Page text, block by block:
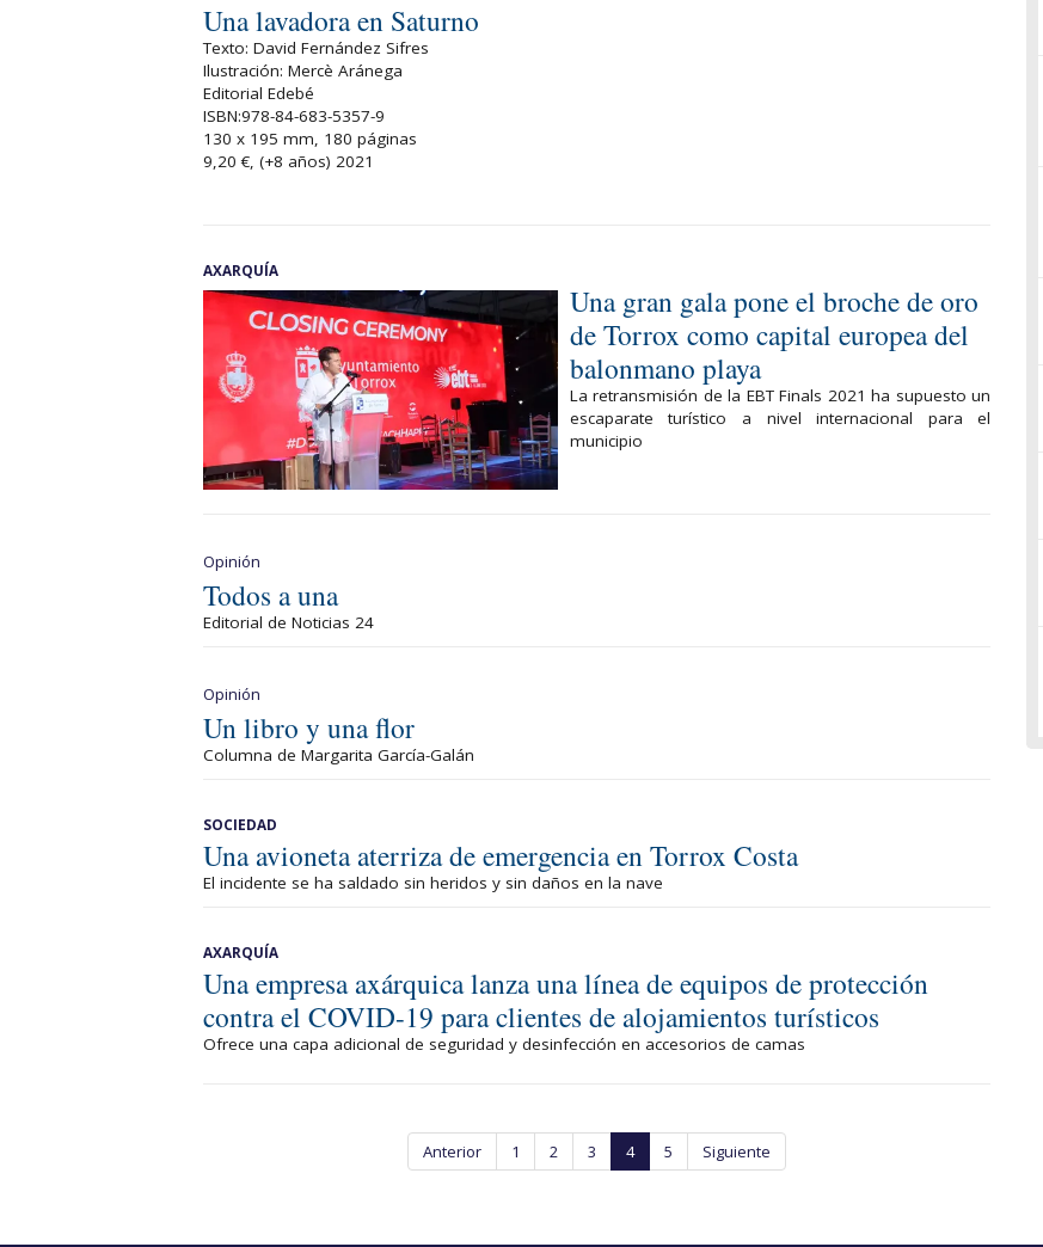
Una lavadora en Saturno
Texto: David Fernández Sifres
Ilustración: Mercè Aránega
Editorial Edebé
ISBN:978-84-683-5357-9
130 x 195 mm, 180 páginas
9,20 €, (+8 años) 2021
AXARQUÍA
Una gran gala pone el broche de oro
de Torrox como capital europea del
balonmano playa
La retransmisión de la EBT Finals 2021 ha supuesto un
escaparate turístico a nivel internacional para el
municipio
Opinión
Todos a una
Editorial de Noticias 24
Opinión
Un libro y una flor
Columna de Margarita García-Galán
SOCIEDAD
Una avioneta aterriza de emergencia en Torrox Costa
El incidente se ha saldado sin heridos y sin daños en la nave
AXARQUÍA
Una empresa axárquica lanza una línea de equipos de protección
contra el COVID-19 para clientes de alojamientos turísticos
Ofrece una capa adicional de seguridad y desinfección en accesorios de camas
Anterior 1 2 3 4 5 Siguiente